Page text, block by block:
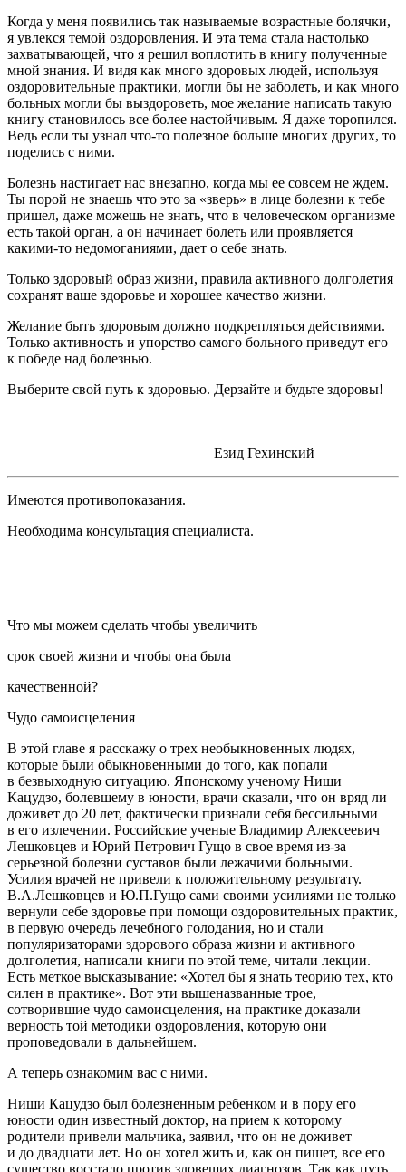
Когда у меня появились так называемые возрастные болячки,
я увлекся темой оздоровления. И эта тема стала настолько
захватывающей, что я решил воплотить в книгу полученные
мной знания. И видя как много здоровых людей, используя
оздоровительные практики, могли бы не заболеть, и как много
больных могли бы выздороветь, мое желание написать такую
книгу становилось все более настойчивым. Я даже торопился.
Ведь если ты узнал что-то полезное больше многих других, то
поделись с ними.
Болезнь настигает нас внезапно, когда мы ее совсем не ждем.
Ты порой не знаешь что это за «зверь» в лице болезни к тебе
пришел, даже можешь не знать, что в человеческом организме
есть такой орган, а он начинает болеть или проявляется
какими-то недомоганиями, дает о себе знать.
Только здоровый образ жизни, правила активного долголетия
сохранят ваше здоровье и хорошее качество жизни.
Желание быть здоровым должно подкрепляться действиями.
Только активность и упорство самого больного приведут его
к победе над болезнью.
Выберите свой путь к здоровью. Дерзайте и будьте здоровы!
Езид Гехинский
Имеются противопоказания.
Необходима консультация специалиста.
Что мы можем сделать чтобы увеличить
срок своей жизни и чтобы она была
качественной?
Чудо самоисцеления
В этой главе я расскажу о трех необыкновенных людях,
которые были обыкновенными до того, как попали
в безвыходную ситуацию. Японскому ученому Ниши
Кацудзо, болевшему в юности, врачи сказали, что он вряд ли
доживет до 20 лет, фактически признали себя бессильными
в его излечении. Российские ученые Владимир Алексеевич
Лешковцев и Юрий Петрович Гущо в свое время из-за
серьезной болезни суставов были лежачими больными.
Усилия врачей не привели к положительному результату.
В.А.Лешковцев и Ю.П.Гущо сами своими усилиями не только
вернули себе здоровье при помощи оздоровительных практик,
в первую очередь лечебного голодания, но и стали
популяризаторами здорового образа жизни и активного
долголетия, написали книги по этой теме, читали лекции.
Есть меткое высказывание: «Хотел бы я знать теорию тех, кто
силен в практике». Вот эти вышеназванные трое,
сотворившие чудо самоисцеления, на практике доказали
верность той методики оздоровления, которую они
проповедовали в дальнейшем.
А теперь ознакомим вас с ними.
Ниши Кацудзо был болезненным ребенком и в пору его
юности один известный доктор, на прием к которому
родители привели мальчика, заявил, что он не доживет
и до двадцати лет. Но он хотел жить и, как он пишет, все его